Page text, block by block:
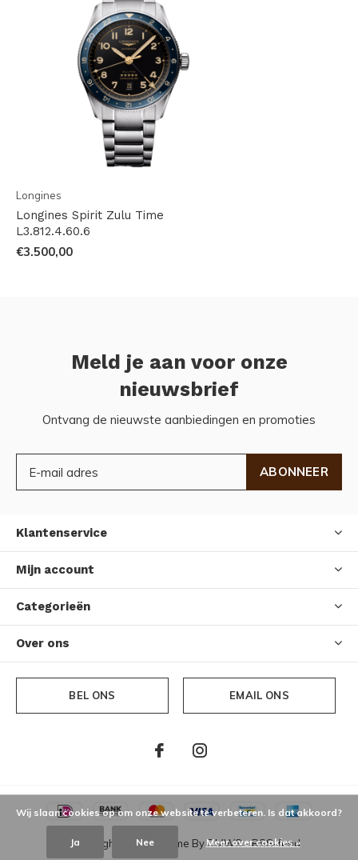
Longines
Longines Spirit Zulu Time
L3.812.4.60.6
€3.500,00
Meld je aan voor onze
nieuwsbrief
Ontvang de nieuwste aanbiedingen en promoties
ABONNEER
Klantenservice
Mijn account
Categorieën
Over ons
BEL ONS EMAIL ONS
© Copyright 2026- Theme ByDMWS-RSS-feed
Wij slaan cookies op om onze website te verbeteren. Is dat akkoord?
Ja Nee Meer over cookies »